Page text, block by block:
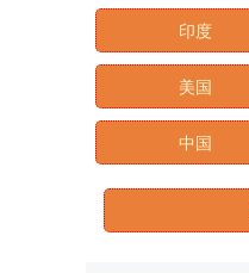
印度
美国
中国